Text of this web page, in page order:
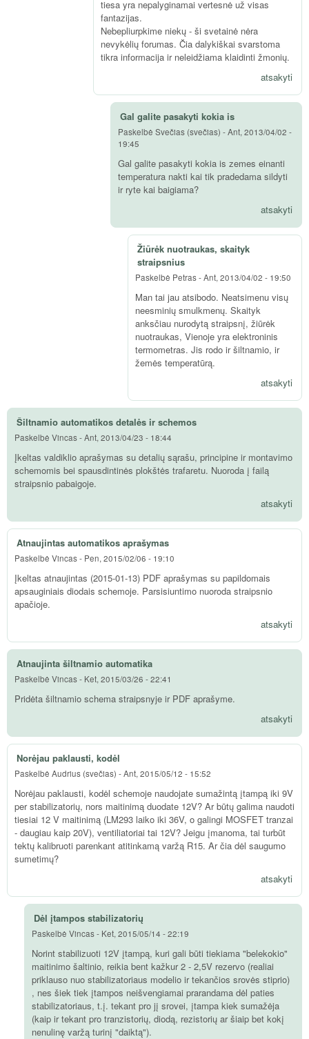
tiesa yra nepalyginamai vertesnė už visas
fantazijas.
Nebepliurpkime niekų - ši svetainė nėra
nevykėlių forumas. Čia dalykiškai svarstoma
tikra informacija ir neleidžiama klaidinti žmonių.
atsakyti
Gal galite pasakyti kokia is
Paskelbė Svečias (svečias) -Ant, 2013/04/02 -
19:45
Gal galite pasakyti kokia is zemes einanti
temperatura nakti kai tik pradedama sildyti
ir ryte kai baigiama?
atsakyti
Žiūrėk nuotraukas, skaityk
straipsnius
Paskelbė Petras-Ant, 2013/04/02 - 19:50
Man tai jau atsibodo. Neatsimenu visų
neesminių smulkmenų. Skaityk
anksčiau nurodytą straipsnį, žiūrėk
nuotraukas, Vienoje yra elektroninis
termometras. Jis rodo ir šiltnamio, ir
žemės temperatūrą.
atsakyti
Šiltnamio automatikos detalės ir schemos
Paskelbė Vincas-Ant, 2013/04/23 - 18:44
Įkeltas valdiklio aprašymas su detalių sąrašu, principine ir montavimo
schemomis bei spausdintinės plokštės trafaretu. Nuoroda į failą
straipsnio pabaigoje.
atsakyti
Atnaujintas automatikos aprašymas
Paskelbė Vincas- Pen, 2015/02/06 - 19:10
Įkeltas atnaujintas (2015-01-13) PDF aprašymas su papildomais
apsauginiais diodais schemoje. Parsisiuntimo nuoroda straipsnio
apačioje.
atsakyti
Atnaujinta šiltnamio automatika
Paskelbė Vincas- Ket, 2015/03/26 - 22:41
Pridėta šiltnamio schema straipsnyje ir PDF aprašyme.
atsakyti
Norėjau paklausti, kodėl
Paskelbė Audrius (svečias) -Ant, 2015/05/12 - 15:52
Norėjau paklausti, kodėl schemoje naudojate sumažintą įtampą iki 9V
per stabilizatorių, nors maitinimą duodate 12V? Ar būtų galima naudoti
tiesiai 12 V maitinimą (LM293 laiko iki 36V, o galingi MOSFET tranzai
- daugiau kaip 20V), ventiliatoriai tai 12V? Jeigu įmanoma, tai turbūt
tektų kalibruoti parenkant atitinkamą varžą R15. Ar čia dėl saugumo
sumetimų?
atsakyti
Dėl įtampos stabilizatorių
Paskelbė Vincas- Ket, 2015/05/14 - 22:19
Norint stabilizuoti 12V įtampą, kuri gali būti tiekiama "belekokio"
maitinimo šaltinio, reikia bent kažkur 2 - 2,5V rezervo (realiai
priklauso nuo stabilizatoriaus modelio ir tekančios srovės stiprio)
, nes šiek tiek įtampos neišvengiamai prarandama dėl paties
stabilizatoriaus, t.į. tekant pro jį srovei, įtampa kiek sumažėja
(kaip ir tekant pro tranzistorių, diodą, rezistorių ar šiaip bet kokį
nenulinę varžą turinį "daiktą").